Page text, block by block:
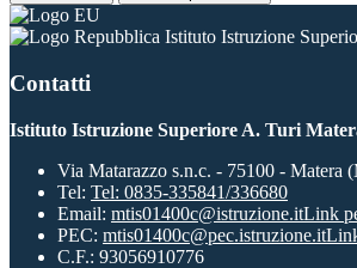
Istituto Istruzione
Contatti
Istituto Istruzione Superiore A. Turi
Via Matarazzo s.n.c. - 75100 - Matera
Tel: Tel: 0835-335841/336680
Email: mtis01400c@istruzione.itLink
PEC: mtis01400c@pec.istruzione.it
C.F.: 93056910776